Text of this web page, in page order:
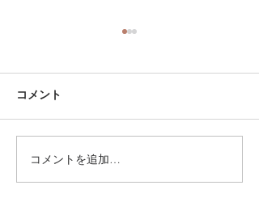
ユニセックス大人ショー
トで雰囲気のあるヘアー
コメント
コメントを追加…